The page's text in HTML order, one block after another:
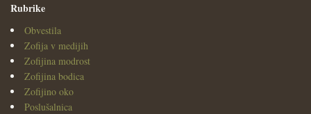
Rubrike
Obvestila
Zofija v medijih
Zofijina modrost
Zofijina bodica
Zofijino oko
Poslušalnica